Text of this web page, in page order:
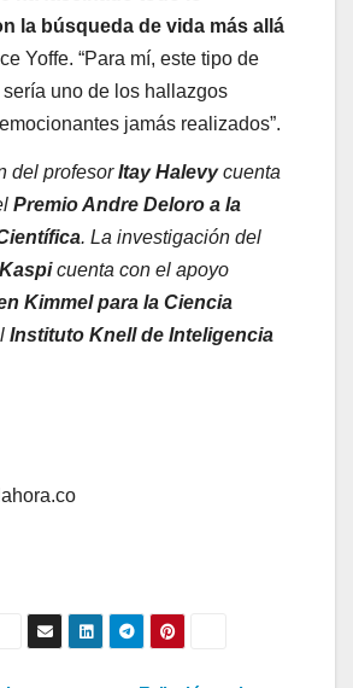
la búsqueda de vida más allá
Yoffe. “Para mí, este tipo de
uno de los hallazgos
jamás realizados”.
del profesorItay Halevycuenta
Premio Andre Deloro a la
. La investigación del
cuenta con el apoyo
Kimmel para la Ciencia
Instituto Knell de Inteligencia